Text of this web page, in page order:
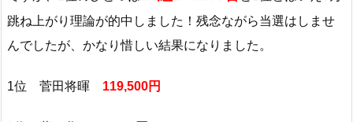
跳ね上がり理論が的中しました！残念ながら当選はしませ
んでしたが、かなり惜しい結果になりました。
1位 菅田将暉 119,500円